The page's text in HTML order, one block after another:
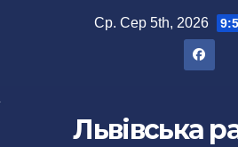
Ср. Сер 5th, 2026
Львівська